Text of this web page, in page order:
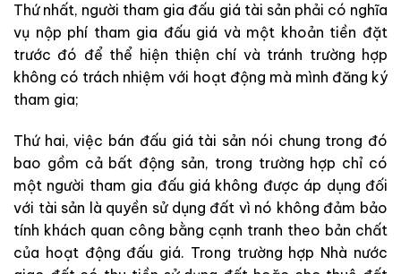
Thứ nhất, người tham gia đấu giá tài sản phải có nghĩa
vụ nộp phí tham gia đấu giá và một khoản tiền đặt
trước đó để thể hiện thiện chí và tránh trường hợp
không có trách nhiệm với hoạt động mà mình đăng ký
tham gia;
Thứ hai, việc bán đấu giá tài sản nói chung trong đó
bao gồm cả bất động sản, trong trường hợp chỉ có
một người tham gia đấu giá không được áp dụng đối
với tài sản là quyền sử dụng đất vì nó không đảm bảo
tính khách quan công bằng cạnh tranh theo bản chất
của hoạt động đấu giá. Trong trường hợp Nhà nước